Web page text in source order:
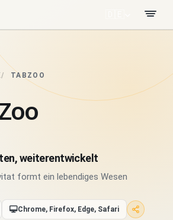
TABZOO
weiterentwickelt
formt ein lebendiges Wesen
Chrome, Firefox, Edge, Safari